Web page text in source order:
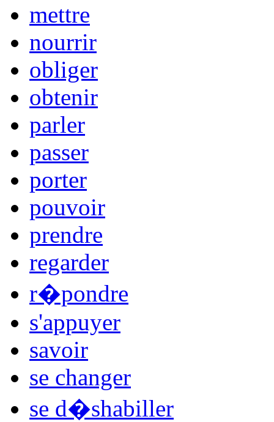
mettre
nourrir
obliger
obtenir
parler
passer
porter
pouvoir
prendre
regarder
r�pondre
s'appuyer
savoir
se changer
se d�shabiller